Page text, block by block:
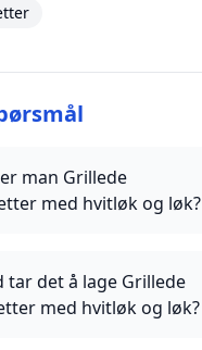
man Grillede
med hvitløk og løk?
tar det å lage Grillede
med hvitløk og løk?